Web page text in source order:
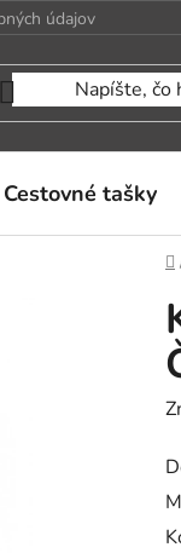
údajov
Cestovné tašky